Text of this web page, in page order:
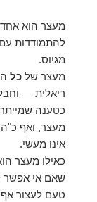
מעצר הוא
להתמודדות עם
מגיוס.
מעצר של כל
ריאלית —
כטענה
מעצר, ואף
אינו מעשי.
כאילו מעצר
שאם אי אפשר
טעם לעצור